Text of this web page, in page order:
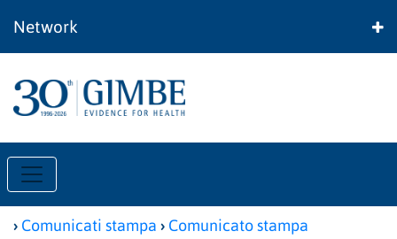
Network
› Comunicati stampa › Comunicato stampa